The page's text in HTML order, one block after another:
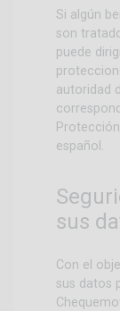
Si algún
son
puede
autoridad
español.
sus
Con el
sus datos